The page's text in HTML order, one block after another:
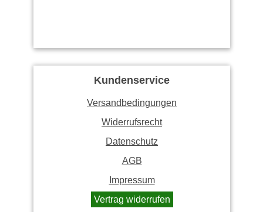
Kundenservice
Versandbedingungen
Widerrufsrecht
Datenschutz
AGB
Impressum
Vertrag widerrufen